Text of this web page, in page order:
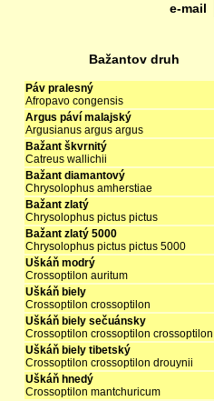
e-mail
Bažantov druh
Páv pralesný
Afropavo congensis
Argus páví malajský
Argusianus argus argus
Bažant škvrnitý
Catreus wallichii
Bažant diamantový
Chrysolophus amherstiae
Bažant zlatý
Chrysolophus pictus pictus
Bažant zlatý 5000
Chrysolophus pictus pictus 5000
Uškáň modrý
Crossoptilon auritum
Uškáň biely
Crossoptilon crossoptilon
Uškáň biely sečuánsky
Crossoptilon crossoptilon crossoptilon
Uškáň biely tibetský
Crossoptilon crossoptilon drouynii
Uškáň hnedý
Crossoptilon mantchuricum